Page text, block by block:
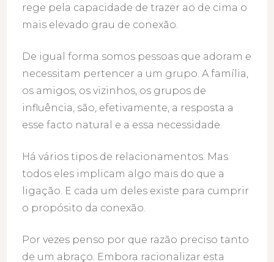
rege pela capacidade de trazer ao de cima o
mais elevado grau de conexão.
De igual forma somos pessoas que adoram e
necessitam pertencer a um grupo. A família,
os amigos, os vizinhos, os grupos de
influência, são, efetivamente, a resposta a
esse facto natural e a essa necessidade.
Há vários tipos de relacionamentos. Mas
todos eles implicam algo mais do que a
ligação. E cada um deles existe para cumprir
o propósito da conexão.
Por vezes penso por que razão preciso tanto
de um abraço. Embora racionalizar esta